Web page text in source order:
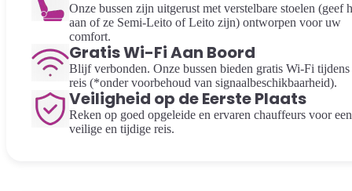
Onze bussen zijn uitgerust met verstelbare stoelen (geef
aan of ze Semi-Leito of Leito zijn) ontworpen voor uw
comfort.
Gratis Wi-Fi Aan Boord
Blijf verbonden. Onze bussen bieden gratis Wi-Fi tijdens
reis (*onder voorbehoud van signaalbeschikbaarheid).
Veiligheid op de Eerste Plaats
Reken op goed opgeleide en ervaren chauffeurs voor een
veilige en tijdige reis.